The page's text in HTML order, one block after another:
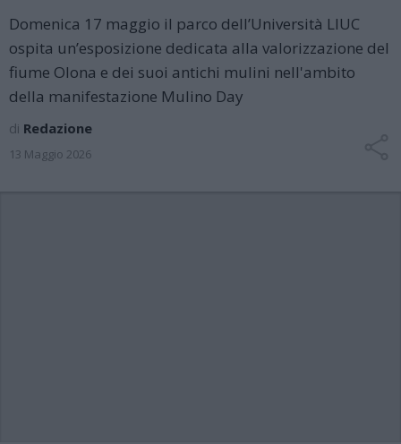
Domenica 17 maggio il parco dell’Università LIUC
ospita un’esposizione dedicata alla valorizzazione del
fiume Olona e dei suoi antichi mulini nell'ambito
della manifestazione Mulino Day
di Redazione
13 Maggio 2026